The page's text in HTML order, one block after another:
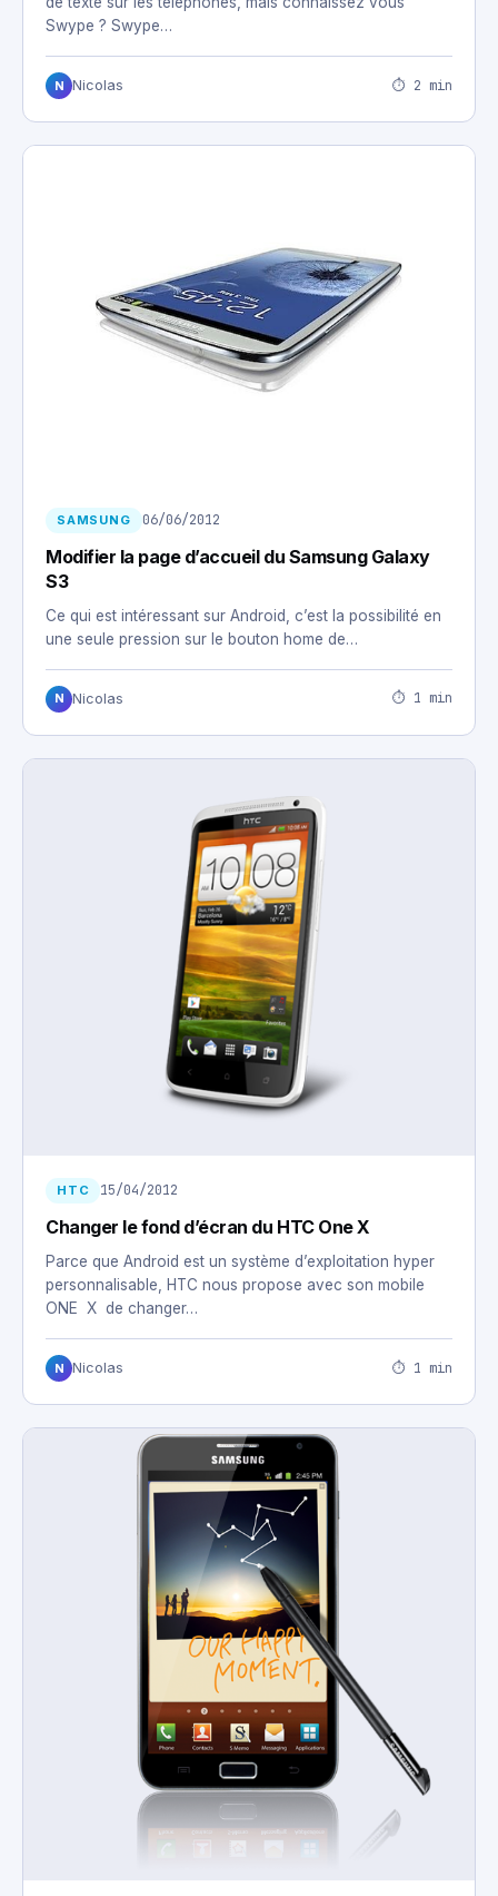
Swype ? Swype…
N Nicolas ⏱ 2 min
SAMSUNG 06/06/2012
Modifier la page d’accueil du Samsung Galaxy
S3
Ce qui est intéressant sur Android, c’est la possibilité en
une seule pression sur le bouton home de…
N Nicolas ⏱ 1 min
HTC 15/04/2012
Changer le fond d’écran du HTC One X
Parce que Android est un système d’exploitation hyper
personnalisable, HTC nous propose avec son mobile
ONE X de changer…
N Nicolas ⏱ 1 min